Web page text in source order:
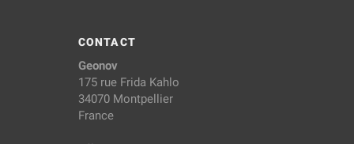
CONTACT
Geonov
175 rue Frida Kahlo
34070 Montpellier
France